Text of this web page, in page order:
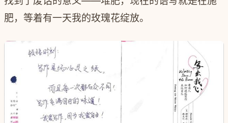
肥，等着有一天我的玫瑰花绽放。